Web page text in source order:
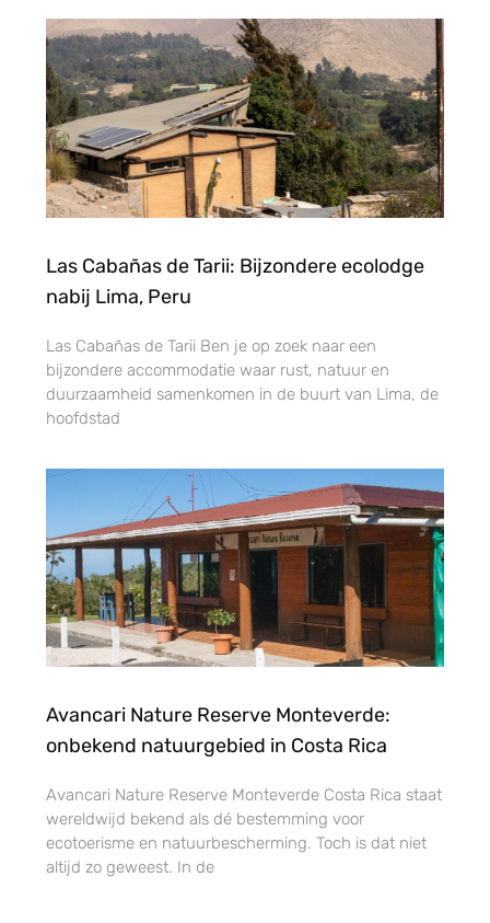
Las Cabañas de Tarii: Bijzondere ecolodge
nabij Lima, Peru
Las Cabañas de Tarii Ben je op zoek naar een
bijzondere accommodatie waar rust, natuur en
duurzaamheid samenkomen in de buurt van Lima, de
hoofdstad
Avancari Nature Reserve Monteverde:
onbekend natuurgebied in Costa Rica
Avancari Nature Reserve Monteverde Costa Rica staat
wereldwijd bekend als dé bestemming voor
ecotoerisme en natuurbescherming. Toch is dat niet
altijd zo geweest. In de